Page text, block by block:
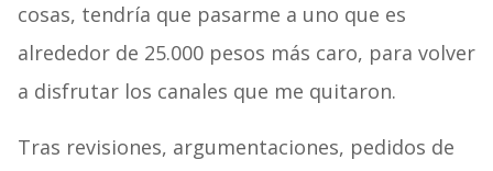
cosas, tendría que pasarme a uno que es
alrededor de 25.000 pesos más caro, para volver
a disfrutar los canales que me quitaron.
Tras revisiones, argumentaciones, pedidos de